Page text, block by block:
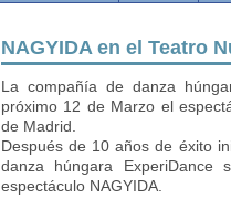
NAGYIDA en el Teatro
La compañía de danza
próximo 12 de Marzo el
de Madrid.
Después de 10 años de éxito
danza húngara ExperiDance
espectáculo NAGYIDA.